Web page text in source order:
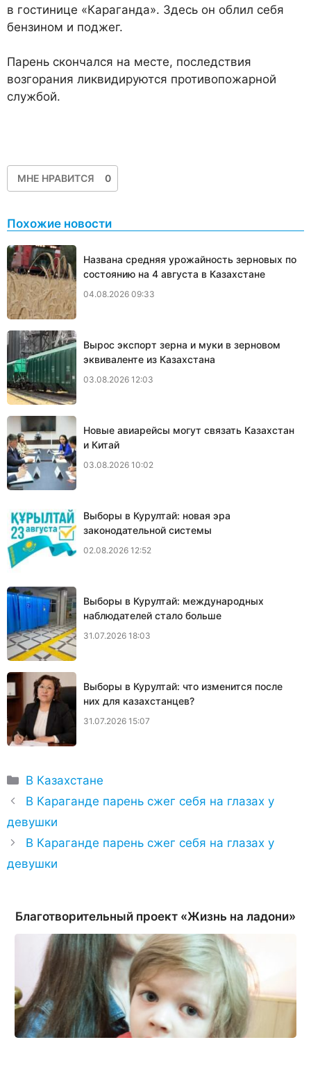
в гостинице «Караганда». Здесь он облил себя
бензином и поджег.
Парень скончался на месте, последствия
возгорания ликвидируются противопожарной
службой.
МНЕ НРАВИТСЯ 0
Похожие новости
Названа средняя урожайность зерновых по
состоянию на 4 августа в Казахстане
04.08.2026 09:33
Вырос экспорт зерна и муки в зерновом
эквиваленте из Казахстана
03.08.2026 12:03
Новые авиарейсы могут связать Казахстан
и Китай
03.08.2026 10:02
Выборы в Курултай: новая эра
законодательной системы
02.08.2026 12:52
Выборы в Курултай: международных
наблюдателей стало больше
31.07.2026 18:03
Выборы в Курултай: что изменится после
них для казахстанцев?
31.07.2026 15:07
Рубрики
В Казахстане
В Караганде парень сжег себя на глазах у
девушки
В Караганде парень сжег себя на глазах у
девушки
Благотворительный проект «Жизнь на ладони»